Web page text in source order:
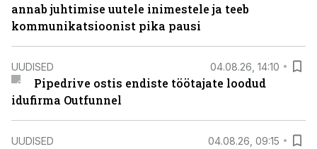
annab juhtimise uutele inimestele ja teeb
kommunikatsioonist pika pausi
UUDISED 04.08.26, 14:10
Pipedrive ostis endiste töötajate loodud
idufirma Outfunnel
UUDISED 04.08.26, 09:15